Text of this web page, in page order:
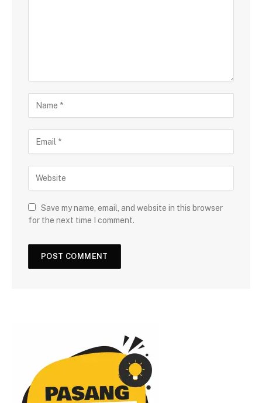
Save my name, email, and website in this browser
for the next time I comment.